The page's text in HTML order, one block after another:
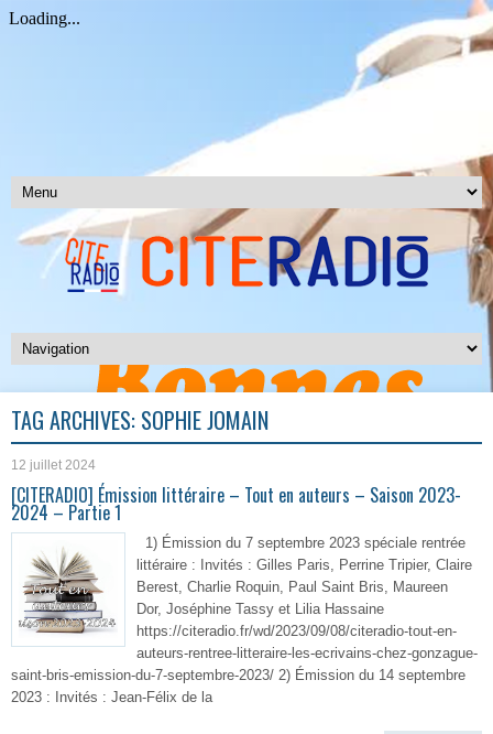
TAG ARCHIVES: SOPHIE JOMAIN
12 juillet 2024
[CITERADIO] Émission littéraire – Tout en auteurs – Saison 2023-
2024 – Partie 1
1) Émission du 7 septembre 2023 spéciale rentrée
littéraire : Invités : Gilles Paris, Perrine Tripier, Claire
Berest, Charlie Roquin, Paul Saint Bris, Maureen
Dor, Joséphine Tassy et Lilia Hassaine
https://citeradio.fr/wd/2023/09/08/citeradio-tout-en-
auteurs-rentree-litteraire-les-ecrivains-chez-gonzague-
saint-bris-emission-du-7-septembre-2023/ 2) Émission du 14 septembre
2023 : Invités : Jean-Félix de la